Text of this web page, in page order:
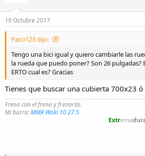
10 Octubre 2017
Paco123 dijo:
Tengo una bici igual y quiero cambiarle las
la rueda que puedo poner? Son 26 pulgadas?
ERTO cual es? Gracias
Tienes que buscar una cubierta 700x23
Frena con el freno y frenarás.
Mi burra:MMR Woki 10 27.5
Extrema